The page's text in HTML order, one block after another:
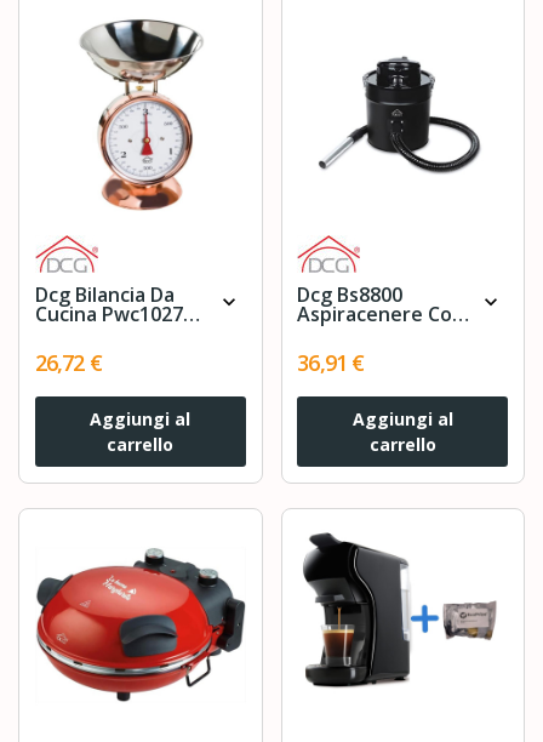
Dcg Bilancia Da
Cucina Pwc1027 expand_more
26,72 €
Aggiungi al
carrello
Dcg Bs8800
Aspiracenere Con
Motore Capacita'
20l - Tubo
Flessibile In
Alluminio 1200w
expand_more
36,91 €
Aggiungi al
carrello